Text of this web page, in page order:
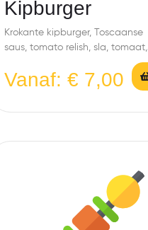
Kipburger
Krokante kipburger, Toscaanse
saus, tomato relish, sla, tomaat,
Vanaf:€ 7,00